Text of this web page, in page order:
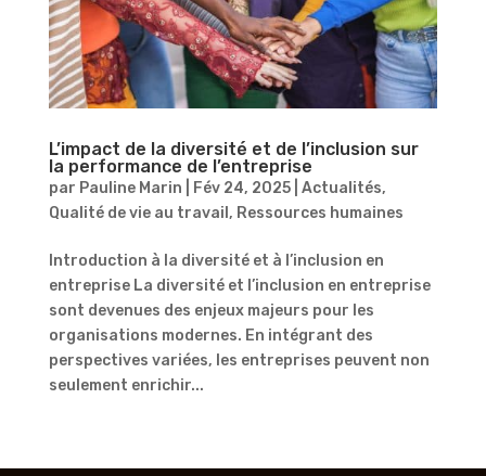
L’impact de la diversité et de l’inclusion sur
la performance de l’entreprise
par Pauline Marin Fév 24, 2025| Actualités,
Qualité de vie au travail , Ressources humaines
Introduction à la diversité et à l’inclusion en
entreprise La diversité et l’inclusion en entreprise
sont devenues des enjeux majeurs pour les
organisations modernes. En intégrant des
perspectives variées, les entreprises peuvent non
seulement enrichir...